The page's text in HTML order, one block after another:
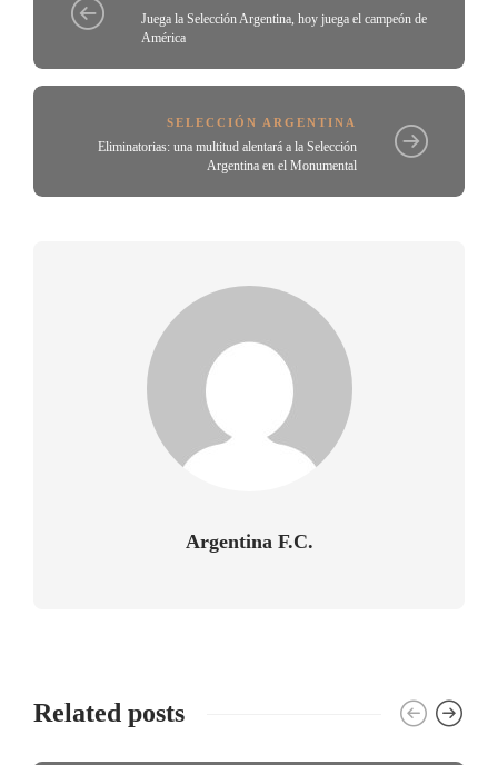
Juega la Selección Argentina, hoy juega el campeón de
América
SELECCIÓN ARGENTINA
Eliminatorias: una multitud alentará a la Selección
Argentina en el Monumental
Argentina F.C.
Related posts